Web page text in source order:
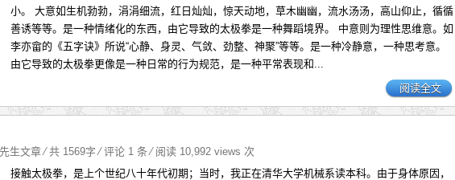
小。 大意如生机勃勃，涓涓细流，红日灿灿，惊天动地，草木幽幽，流水汤汤，高山仰止，循循
善诱等等。是一种情绪化的东西，由它导致的太极拳是一种舞蹈境界。 中意则为理性思维意。如
李亦畲的《五字诀》所说“心静、身灵、气敛、劲整、神聚”等等。是一种冷静意，一种思考意。
由它导致的太极拳更像是一种日常的行为规范，是一种平常表现和...
阅读全文
生文章⁄ 共 1569字⁄评论 1 条⁄ 阅读 10,992 views 次
接触太极拳，是上个世纪八十年代初期；当时，我正在清华大学机械系读本科。由于身体原因，